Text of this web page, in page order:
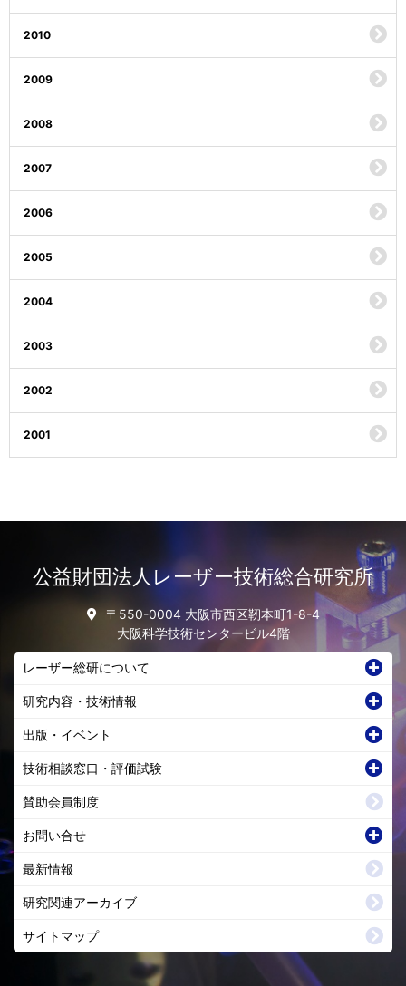
2010
2009
2008
2007
2006
2005
2004
2003
2002
2001
公益財団法人レーザー技術総合研究所
〒550-0004 大阪市西区靭本町1-8-4
大阪科学技術センタービル4階
レーザー総研について
研究内容・技術情報
出版・イベント
技術相談窓口・評価試験
賛助会員制度
お問い合せ
最新情報
研究関連アーカイブ
サイトマップ